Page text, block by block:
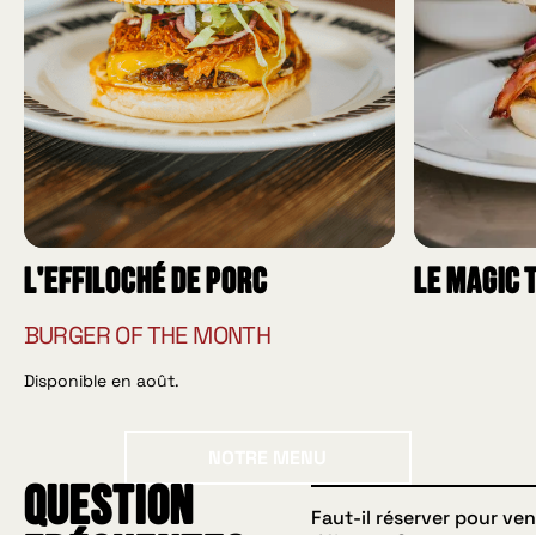
L'effiloché de porc
BURGER OF THE MONTH
Disponible en août.
Le Magic
Question
Faut-il réserver pour